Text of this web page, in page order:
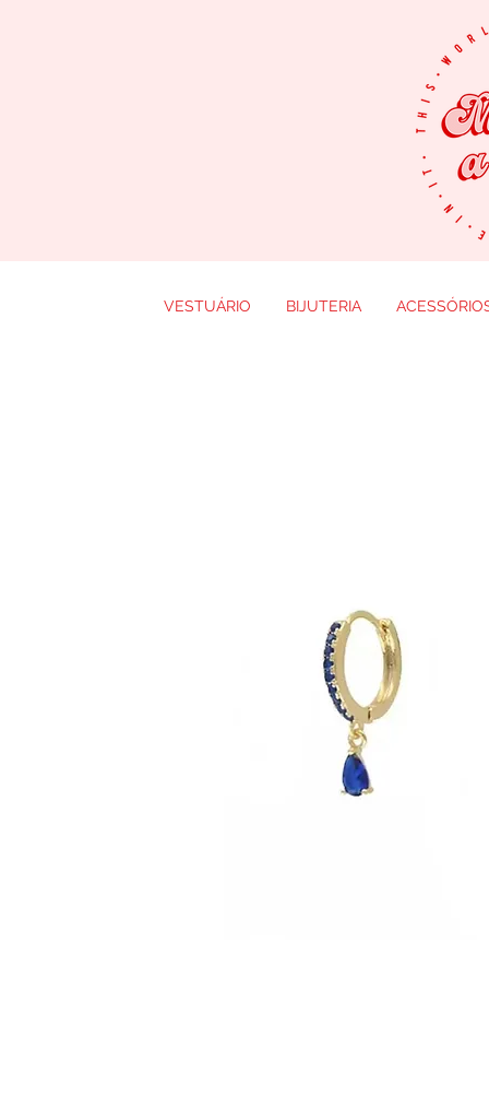
VESTUÁRIO BIJUTERIA